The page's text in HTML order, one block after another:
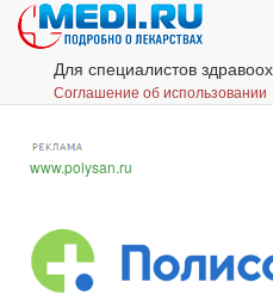
Для специалистов
Соглашение об использовании
www.polysan.ru